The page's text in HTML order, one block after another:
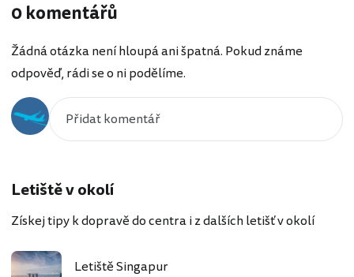
0 komentářů
Žádná otázka není hloupá ani špatná. Pokud známe
odpověď, rádi se o ni podělíme.
Letiště v okolí
Získej tipy k dopravě do centra i z dalších letišť v okolí
Letiště Singapur